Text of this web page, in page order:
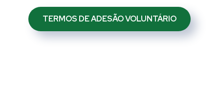
TERMOS DE ADESÃO VOLUNTÁRIO